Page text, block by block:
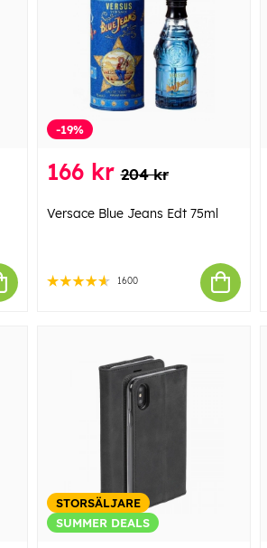
-19%
166 kr 204 kr
Versace Blue Jeans Edt 75ml
1600
STORSÄLJARE
SUMMER DEALS